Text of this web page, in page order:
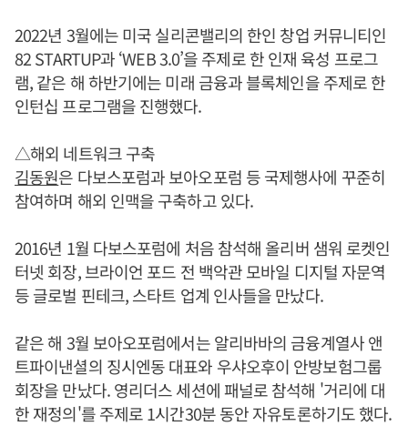
2022년 3월에는 미국 실리콘밸리의 한인 창업 커뮤니티인
82 STARTUP과 ‘WEB 3.0’을 주제로 한 인재 육성 프로그
램, 같은 해 하반기에는 미래 금융과 블록체인을 주제로 한
인턴십 프로그램을 진행했다.
△해외 네트워크 구축
김동원은 다보스포럼과 보아오포럼 등 국제행사에 꾸준히
참여하며 해외 인맥을 구축하고 있다.
2016년 1월 다보스포럼에 처음 참석해 올리버 샘워 로켓인
터넷 회장, 브라이언 포드 전 백악관 모바일 디지털 자문역
등 글로벌 핀테크, 스타트 업계 인사들을 만났다.
같은 해 3월 보아오포럼에서는 알리바바의 금융계열사 앤
트파이낸셜의 징시엔동 대표와 우샤오후이 안방보험그룹
회장을 만났다. 영리더스 세션에 패널로 참석해 '거리에 대
한 재정의'를 주제로 1시간30분 동안 자유토론하기도 했다.